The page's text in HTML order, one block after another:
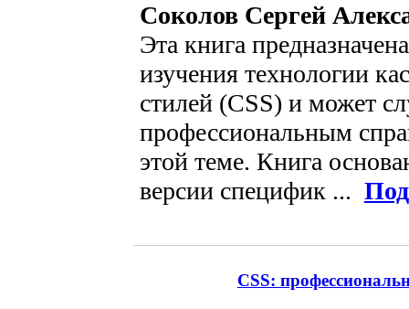
Соколов Сергей
Эта книга
изучения технологии
стилей (CSS) и может
профессиональным
этой теме. Книга
версии специфик ...
CSS: